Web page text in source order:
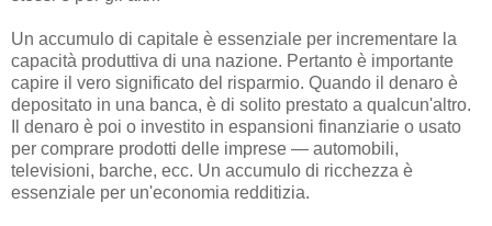
Un accumulo di capitale è essenziale per incrementare la
capacità produttiva di una nazione. Pertanto è importante
capire il vero significato del risparmio. Quando il denaro è
depositato in una banca, è di solito prestato a qualcun'altro.
Il denaro è poi o investito in espansioni finanziarie o usato
per comprare prodotti delle imprese — automobili,
televisioni, barche, ecc. Un accumulo di ricchezza è
essenziale per un'economia redditizia.